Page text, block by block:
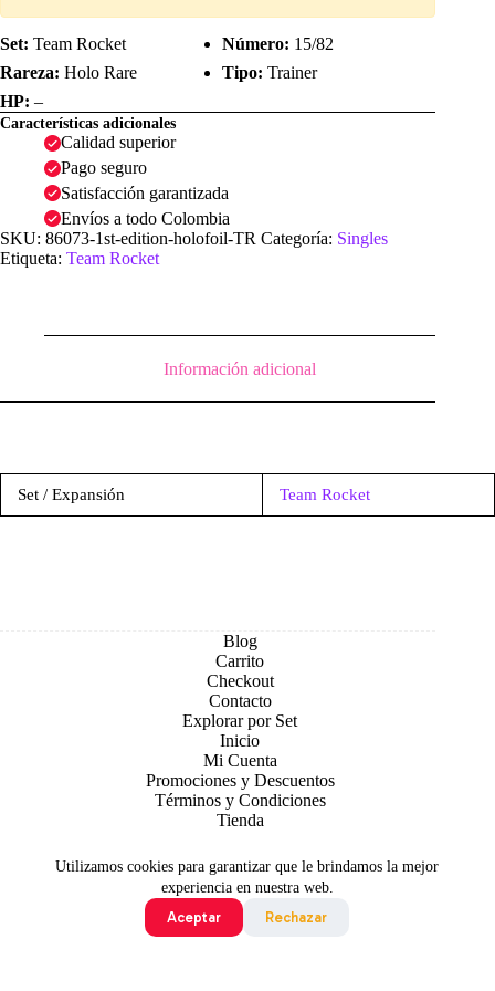
Utilizamos cookies para garantizar que le brindamos la mejor
experiencia en nuestra web.
Aceptar
Rechazar
Set: Team Rocket Número: 15/82
Rareza: Holo Rare Tipo: Trainer
HP: –
Características adicionales
Calidad superior
Pago seguro
Satisfacción garantizada
Envíos a todo Colombia
SKU: 86073-1st-edition-holofoil-TR Categoría: Singles
Etiqueta: Team Rocket
Información adicional
Set / Expansión Team Rocket
Blog
Carrito
Checkout
Contacto
Explorar por Set
Inicio
Mi Cuenta
Promociones y Descuentos
Términos y Condiciones
Tienda
Todo contenido original es sujeto de Copyright © 2026 TCG